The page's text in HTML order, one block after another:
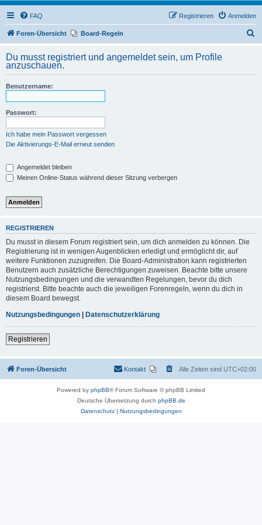
FAQ Anmelden
Registrieren
Foren-Übersicht Board-Regeln
h
Du musst registriert und angemeldet sein, um Profile
anzuschauen.
Benutzername:
Passwort:
Ich habe mein Passwort vergessen
Die Aktivierungs-E-Mail erneut senden
Angemeldet bleiben
Meinen Online-Status während dieser Sitzung verbergen
REGISTRIEREN
Du musst in diesem Forum registriert sein, um dich anmelden zu können. Die
Registrierung ist in wenigen Augenblicken erledigt und ermöglicht dir, auf
weitere Funktionen zuzugreifen. Die Board-Administration kann registrierten
Benutzern auch zusätzliche Berechtigungen zuweisen. Beachte bitte unsere
Nutzungsbedingungen und die verwandten Regelungen, bevor du dich
registrierst. Bitte beachte auch die jeweiligen Forenregeln, wenn du dich in
diesem Board bewegst.
Nutzungsbedingungen | Datenschutzerklärung
Registrieren
Foren-Übersicht Alle Zeiten sind UTC+02:00
Kontakt
Powered by phpBB® Forum Software © phpBB Limited
Deutsche Übersetzung durch phpBB.de
Datenschutz| Nutzungsbedingungen